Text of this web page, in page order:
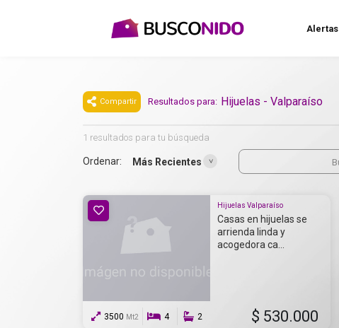
Alertas
Compartir Resultados para: Hijuelas - Valparaíso
1 resultados para tu búsqueda
Ordenar: Más Recientes
Hijuelas Valparaíso
Casas en hijuelas se
arrienda linda y
acogedora ca...
3500 Mt2 4 2 $ 530.000